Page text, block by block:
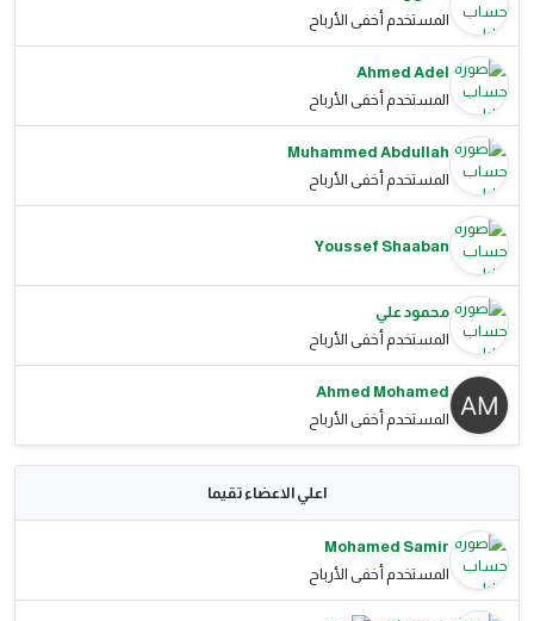
المستخدم أخفى الأرباح
Ahmed Adel
المستخدم أخفى الأرباح
Muhammed Abdullah
المستخدم أخفى الأرباح
Youssef Shaaban
محمود علي
المستخدم أخفى الأرباح
Ahmed Mohamed
المستخدم أخفى الأرباح
اعلي الاعضاء تقيما
Mohamed Samir
المستخدم أخفى الأرباح